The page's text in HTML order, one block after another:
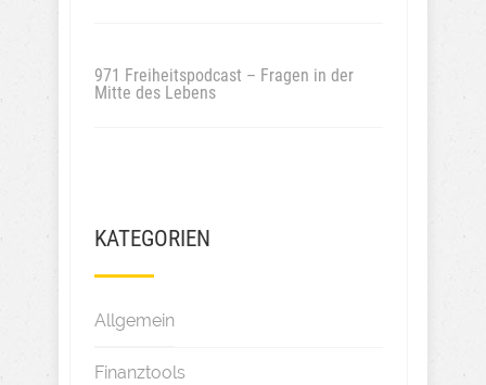
971 Freiheitspodcast – Fragen in der
Mitte des Lebens
KATEGORIEN
Allgemein
Finanztools